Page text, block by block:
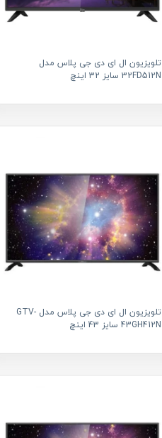
تلویزیون ال ای دی جی پلاس مدل
32FD512N سایز 32 اینچ
تلویزیون ال ای دی جی پلاس مدل GTV-
43GH412N سایز 43 اینچ